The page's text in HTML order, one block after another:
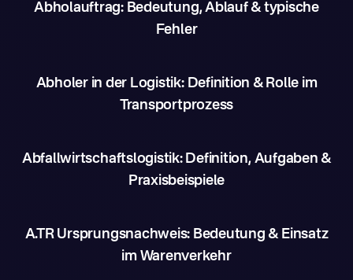
Abholauftrag: Bedeutung, Ablauf & typische
Fehler
Abholer in der Logistik: Definition & Rolle im
Transportprozess
Abfallwirtschaftslogistik: Definition, Aufgaben &
Praxisbeispiele
A.TR Ursprungsnachweis: Bedeutung & Einsatz
im Warenverkehr